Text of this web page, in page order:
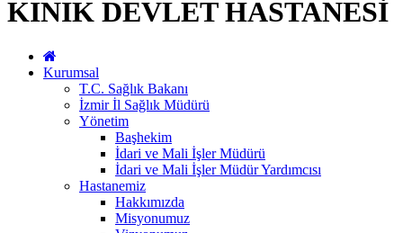
KINIK DEVLET HASTANESİ
Kurumsal
T.C. Sağlık Bakanı
İzmir İl Sağlık Müdürü
Yönetim
Başhekim
İdari ve Mali İşler Müdürü
İdari ve Mali İşler Müdür Yardımcısı
Hastanemiz
Hakkımızda
Misyonumuz